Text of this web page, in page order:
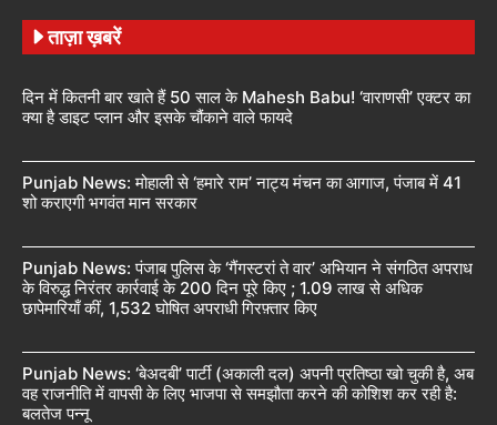
ताज़ा ख़बरें
दिन में कितनी बार खाते हैं 50 साल के Mahesh Babu! ‘वाराणसी’ एक्टर का
क्या है डाइट प्लान और इसके चौंकाने वाले फायदे
Punjab News: मोहाली से ‘हमारे राम’ नाट्य मंचन का आगाज, पंजाब में 41
शो कराएगी भगवंत मान सरकार
Punjab News: पंजाब पुलिस के ‘गैंगस्टरां ते वार’ अभियान ने संगठित अपराध
के विरुद्ध निरंतर कार्रवाई के 200 दिन पूरे किए ; 1.09 लाख से अधिक
छापेमारियाँ कीं, 1,532 घोषित अपराधी गिरफ़्तार किए
Punjab News: ‘बेअदबी’ पार्टी (अकाली दल) अपनी प्रतिष्ठा खो चुकी है, अब
वह राजनीति में वापसी के लिए भाजपा से समझौता करने की कोशिश कर रही है:
बलतेज पन्नू